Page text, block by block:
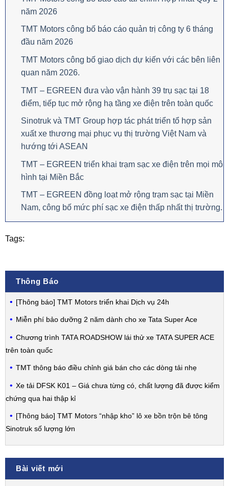
năm 2026
TMT Motors công bố báo cáo quản trị công ty 6 tháng
đầu năm 2026
TMT Motors công bố giao dịch dự kiến với các bên liên
quan năm 2026.
TMT – EGREEN đưa vào vận hành 39 trụ sạc tại 18
điểm, tiếp tục mở rộng hạ tầng xe điện trên toàn quốc
Sinotruk và TMT Group hợp tác phát triển tổ hợp sản
xuất xe thương mại phục vụ thị trường Việt Nam và
hướng tới ASEAN
TMT – EGREEN triển khai trạm sạc xe điện trên mọi mô
hình tại Miền Bắc
TMT – EGREEN đồng loạt mở rộng trạm sạc tại Miền
Nam, công bố mức phí sạc xe điện thấp nhất thị trường.
Tags:
Thông Báo
[Thông báo] TMT Motors triển khai Dịch vụ 24h
Miễn phí bảo dưỡng 2 năm dành cho xe Tata Super Ace
Chương trình TATA ROADSHOW lái thử xe TATA SUPER ACE
trên toàn quốc
TMT thông báo điều chỉnh giá bán cho các dòng tải nhẹ
Xe tải DFSK K01 – Giá chưa từng có, chất lượng đã được kiểm
chứng qua hai thập kỉ
[Thông báo] TMT Motors “nhập kho” lô xe bồn trộn bê tông
Sinotruk số lượng lớn
Bài viết mới